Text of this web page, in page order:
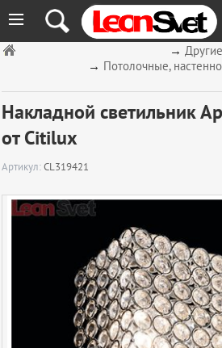
≡
→
→ Потолочные,
Накладной светильник
от Citilux
Артикул:CL319421